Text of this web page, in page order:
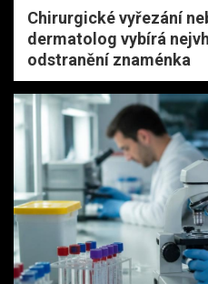
Chirurgické vyřezání
dermatolog vybírá
odstranění znaménka